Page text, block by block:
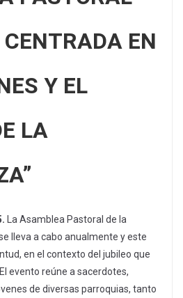
CENTRADA EN
Y EL
LA
La Asamblea Pastoral de la
lleva a cabo anualmente y este
en el contexto del jubileo que
evento reúne a sacerdotes,
de diversas parroquias, tanto